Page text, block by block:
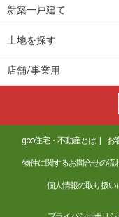
宮城県仙台市青葉区
住 所
専有面
間取り
宮城県多賀城市留ケ
新築一戸建て
土地を探す
店舗/事業用
goo住宅・不動産とは お
物件に関するお問合せの流
個人情報の取り扱い